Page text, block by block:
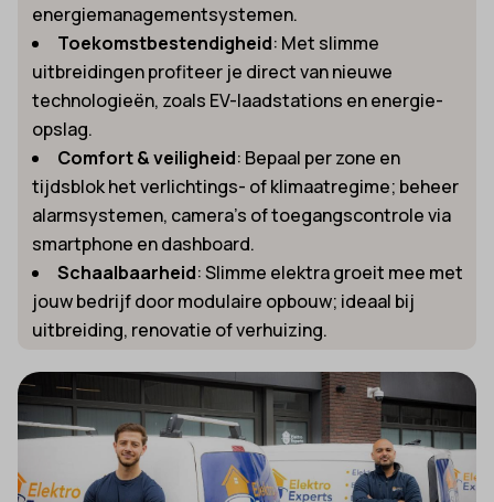
energiemanagementsystemen.
Toekomstbestendigheid: Met slimme
uitbreidingen profiteer je direct van nieuwe
technologieën, zoals EV-laadstations en energie-
opslag.
Comfort & veiligheid: Bepaal per zone en
tijdsblok het verlichtings- of klimaatregime; beheer
alarmsystemen, camera’s of toegangscontrole via
smartphone en dashboard.
Schaalbaarheid: Slimme elektra groeit mee met
jouw bedrijf door modulaire opbouw; ideaal bij
uitbreiding, renovatie of verhuizing.